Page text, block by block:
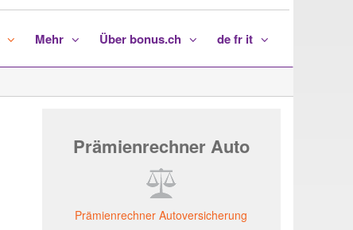
Mehr Über bonus.ch de fr it
Prämienrechner Auto
Prämienrechner Autoversicherung